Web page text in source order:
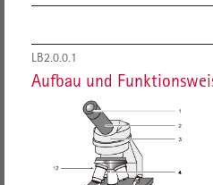
LB2.0.0.1
Aufbau und